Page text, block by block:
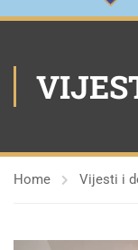
Home Vijesti i